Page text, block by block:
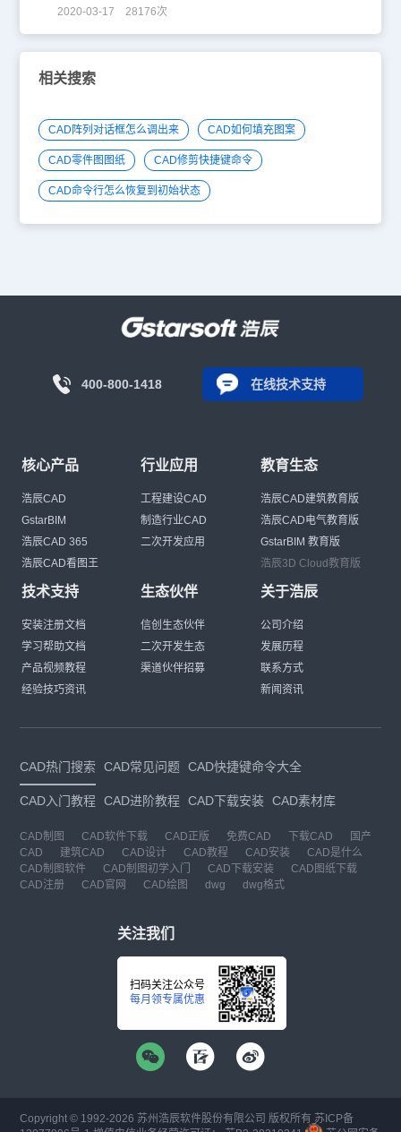
2020-03-17 28176次
相关搜索
CAD阵列对话框怎么调出来 CAD如何填充图案
CAD零件图图纸 CAD修剪快捷键命令
CAD命令行怎么恢复到初始状态
400-800-1418 在线技术支持
核心产品
浩辰CAD
GstarBIM
浩辰CAD 365
浩辰CAD看图王
行业应用
工程建设CAD
制造行业CAD
二次开发应用
教育生态
浩辰CAD建筑教育版
浩辰CAD电气教育版
GstarBIM 教育版
浩辰3D Cloud教育版
技术支持
安装注册文档
学习帮助文档
产品视频教程
经验技巧资讯
生态伙伴
信创生态伙伴
二次开发生态
渠道伙伴招募
关于浩辰
公司介绍
发展历程
联系方式
新闻资讯
CAD热门搜索 CAD常见问题 CAD快捷键命令大全
CAD入门教程 CAD进阶教程 CAD下载安装 CAD素材库
CAD制图 CAD软件下载 CAD正版 免费CAD 下载CAD
国产
CAD
建筑CAD CAD设计 CAD教程 CAD安装
CAD是什么
CAD制图软件
CAD制图初学入门 CAD下载安装
CAD图纸下载
CAD注册
CAD官网 CAD绘图 dwg dwg格式
关注我们
扫码关注公众号
每月领专属优惠
Copyright © 1992-2026 苏州浩辰软件股份有限公司 版权所有 苏ICP备